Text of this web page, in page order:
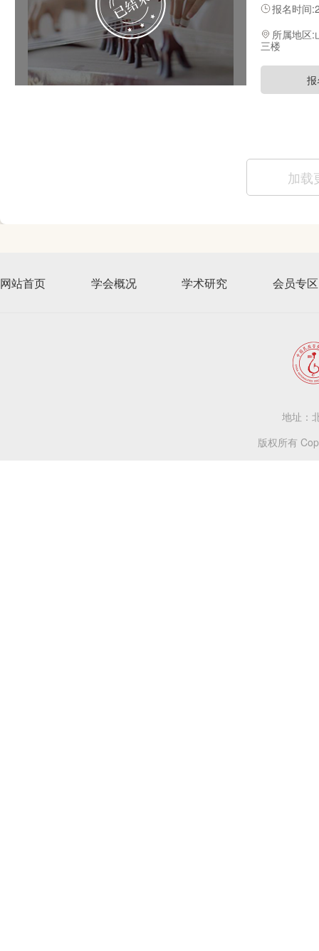
报名时间
所属地区:
三楼
加载
网站首页 学会概况 学术研究 会员专区
地址：
版权所有